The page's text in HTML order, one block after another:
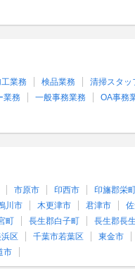
業務 検品業務
清掃スタッ
業務 一般事務業務
OA事務
市原市 印西市
印旛郡栄
川市 木更津市 君津市
町 長生郡白子町
長生郡長
区 千葉市若葉区
東金市
市